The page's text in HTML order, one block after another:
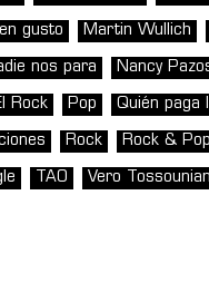
gusto Martin Wullich
nos para Nancy
Rock Pop Quién paga
Rock Rock & Pop
TAO Vero Tossounian